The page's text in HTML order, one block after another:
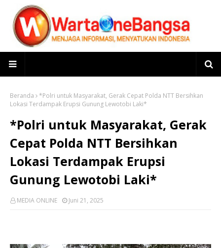
Beranda
*Polri untuk Masyarakat, Gerak Cepat Polda NTT Bersihkan
Lokasi Terdampak Erupsi Gunung Lewotobi Laki*
*Polri untuk Masyarakat, Gerak
Cepat Polda NTT Bersihkan
Lokasi Terdampak Erupsi
Gunung Lewotobi Laki*
MEDIA ONLINE Juni 21, 2025